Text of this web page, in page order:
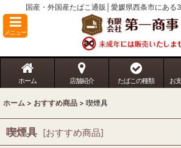
国産・外国産たばこ通販│愛媛県西条市にある
メニュー
ホーム 店舗紹介 たばこの種類 お
ホーム > おすすめ商品 > 喫煙具
喫煙具 [おすすめ商品]